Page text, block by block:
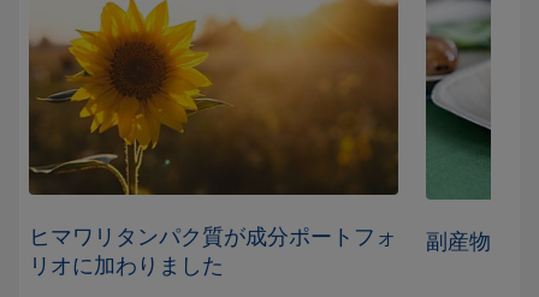
ヒマワリタンパク質が成分ポートフォ
リオに加わりました
副産物を